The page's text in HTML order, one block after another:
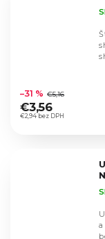
hodnotenie
produktu
je
€2,94 bez DPH
–31 % €5,16
€3,56